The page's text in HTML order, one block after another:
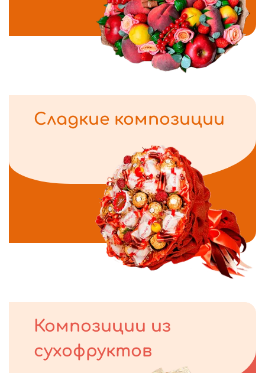
Сладкие композиции
Композиции из
сухофруктов